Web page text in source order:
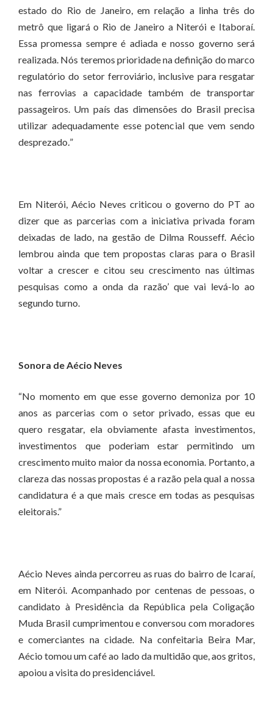
estado do Rio de Janeiro, em relação a linha três do
metrô que ligará o Rio de Janeiro a Niterói e Itaboraí.
Essa promessa sempre é adiada e nosso governo será
realizada. Nós teremos prioridade na definição do marco
regulatório do setor ferroviário, inclusive para resgatar
nas ferrovias a capacidade também de transportar
passageiros. Um país das dimensões do Brasil precisa
utilizar adequadamente esse potencial que vem sendo
desprezado.”
Em Niterói, Aécio Neves criticou o governo do PT ao
dizer que as parcerias com a iniciativa privada foram
deixadas de lado, na gestão de Dilma Rousseff. Aécio
lembrou ainda que tem propostas claras para o Brasil
voltar a crescer e citou seu crescimento nas últimas
pesquisas como a onda da razão’ que vai levá-lo ao
segundo turno.
Sonora de Aécio Neves
“No momento em que esse governo demoniza por 10
anos as parcerias com o setor privado, essas que eu
quero resgatar, ela obviamente afasta investimentos,
investimentos que poderiam estar permitindo um
crescimento muito maior da nossa economia. Portanto, a
clareza das nossas propostas é a razão pela qual a nossa
candidatura é a que mais cresce em todas as pesquisas
eleitorais.”
Aécio Neves ainda percorreu as ruas do bairro de Icaraí,
em Niterói. Acompanhado por centenas de pessoas, o
candidato à Presidência da República pela Coligação
Muda Brasil cumprimentou e conversou com moradores
e comerciantes na cidade. Na confeitaria Beira Mar,
Aécio tomou um café ao lado da multidão que, aos gritos,
apoiou a visita do presidenciável.